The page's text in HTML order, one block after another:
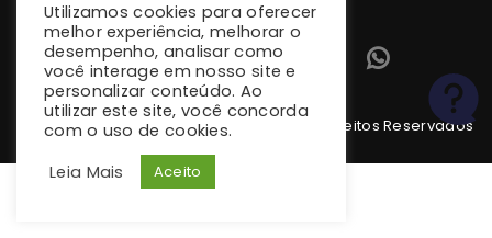
Copyright 2026 climba.com.br. Todos os Direitos Reservados
Utilizamos cookies para oferecer
melhor experiência, melhorar o
desempenho, analisar como
você interage em nosso site e
personalizar conteúdo. Ao
utilizar este site, você concorda
com o uso de cookies.
Leia Mais
Aceito